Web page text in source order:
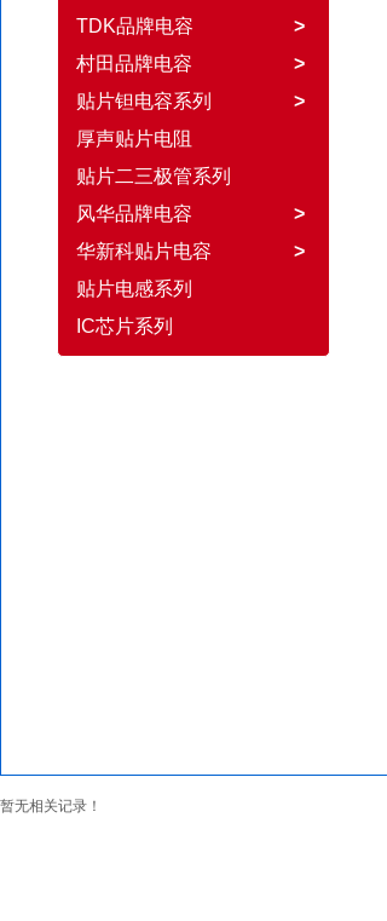
暂无相关记录！
TDK品牌电容
>
村田品牌电容
>
贴片钽电容系列
>
厚声贴片电阻
贴片二三极管系列
风华品牌电容
>
华新科贴片电容
>
贴片电感系列
IC芯片系列